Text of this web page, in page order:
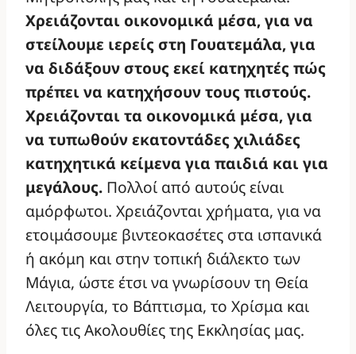
Χρειάζονται οικονομικά μέσα, για να
στείλουμε ιερείς στη Γουατεμάλα, για
να διδάξουν στους εκεί κατηχητές πώς
πρέπει να κατηχήσουν τους πιστούς.
Χρειάζονται τα οικονομικά μέσα, για
να τυπωθούν εκατοντάδες χιλιάδες
κατηχητικά κείμενα για παιδιά και για
μεγάλους. Πολλοί από αυτούς είναι
αμόρφωτοι. Χρειάζονται χρήματα, για να
ετοιμάσουμε βιντεοκασέτες στα ισπανικά
ή ακόμη και στην τοπική διάλεκτο των
Μάγια, ώστε έτσι να γνωρίσουν τη Θεία
Λειτουργία, το Βάπτισμα, το Χρίσμα και
όλες τις Ακολουθίες της Εκκλησίας μας.